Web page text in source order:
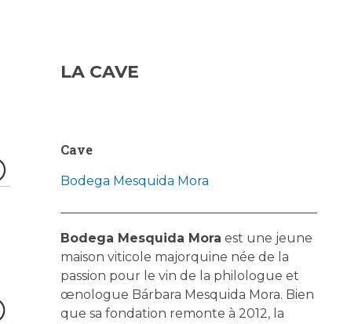
LA CAVE
Cave
Bodega Mesquida Mora
Bodega Mesquida Mora est une jeune
maison viticole majorquine née de la
passion pour le vin de la philologue et
œnologue Bárbara Mesquida Mora. Bien
que sa fondation remonte à 2012, la